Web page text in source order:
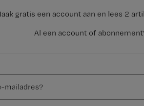
gratis een account aan en lees 2
Al een account of